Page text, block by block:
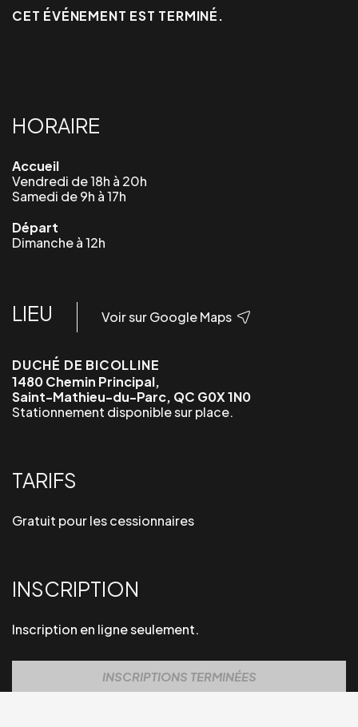
CET ÉVÉNEMENT EST TERMINÉ.
HORAIRE
Accueil
Vendredi de 18h à 20h
Samedi de 9h à 17h
Départ
Dimanche à 12h
LIEU Voir sur Google Maps
DUCHÉ DE BICOLLINE
1480 Chemin Principal,
Saint-Mathieu-du-Parc, QC G0X 1N0
Stationnement disponible sur place.
TARIFS
Gratuit pour les cessionnaires
INSCRIPTION
Inscription en ligne seulement.
INSCRIPTIONS TERMINÉES